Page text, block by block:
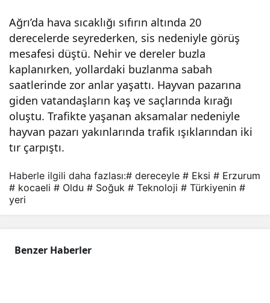
Ağrı’da hava sıcaklığı sıfırın altında 20
derecelerde seyrederken, sis nedeniyle görüş
mesafesi düştü. Nehir ve dereler buzla
kaplanırken, yollardaki buzlanma sabah
saatlerinde zor anlar yaşattı. Hayvan pazarına
giden vatandaşların kaş ve saçlarında kırağı
oluştu. Trafikte yaşanan aksamalar nedeniyle
hayvan pazarı yakınlarında trafik ışıklarından iki
tır çarpıştı.
Haberle ilgili daha fazlası:# dereceyle # Eksi # Erzurum
# kocaeli # Oldu # Soğuk # Teknoloji # Türkiyenin #
yeri
Benzer Haberler